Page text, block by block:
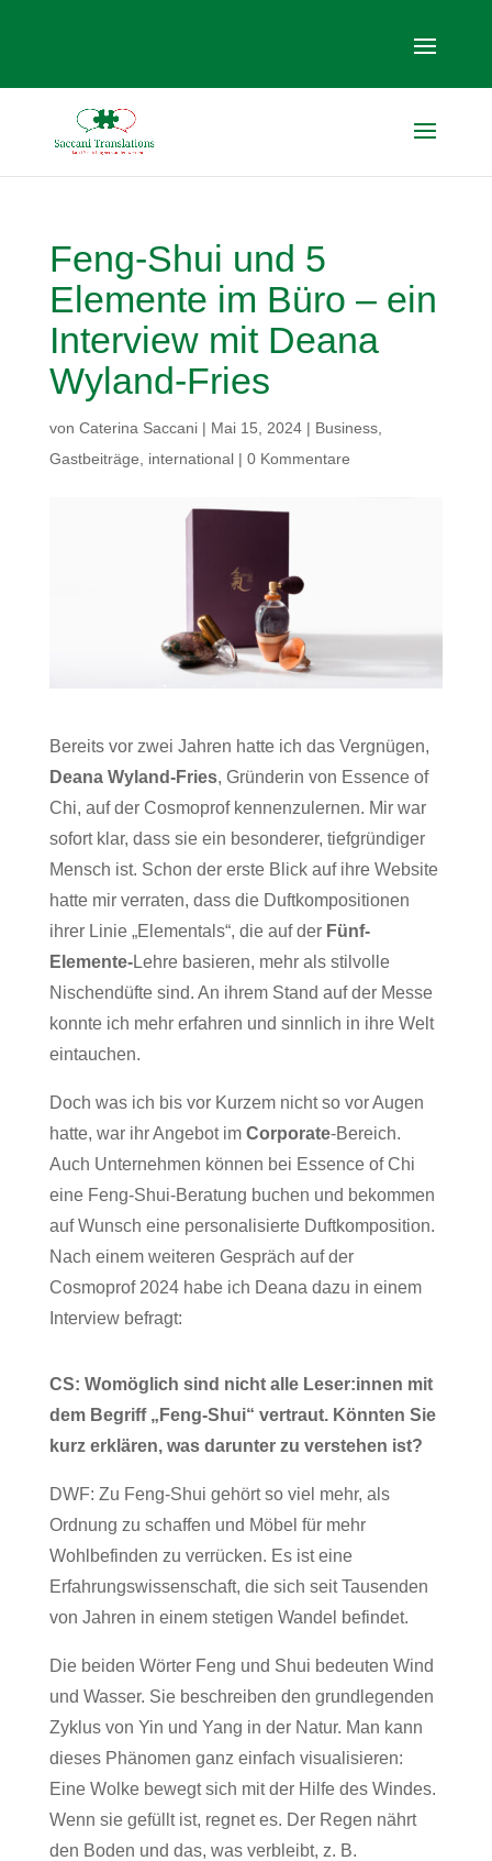
Feng-Shui und 5
Elemente im Büro – ein
Interview mit Deana
Wyland-Fries
von Caterina Saccani| Mai 15, 2024| Business,
Gastbeiträge
international| 0 Kommentare
Bereits vor zwei Jahren hatte ich das Vergnügen,
Deana Wyland-Fries, Gründerin von Essence of
Chi, auf der Cosmoprof kennenzulernen. Mir war
sofort klar, dass sie ein besonderer, tiefgründiger
Mensch ist. Schon der erste Blick auf ihre Website
hatte mir verraten, dass die Duftkompositionen
ihrer Linie „Elementals“, die auf derFünf-
Elemente-Lehre basieren, mehr als stilvolle
Nischendüfte sind. An ihrem Stand auf der Messe
konnte ich mehr erfahren und sinnlich in ihre Welt
eintauchen.
Doch was ich bis vor Kurzem nicht so vor Augen
hatte, war ihr Angebot im Corporate-Bereich.
Auch Unternehmen können bei Essence of Chi
eine Feng-Shui-Beratung buchen und bekommen
auf Wunsch eine personalisierte Duftkomposition.
Nach einem weiteren Gespräch auf der
Cosmoprof 2024 habe ich Deana dazu in einem
Interview befragt:
CS: Womöglich sind nicht alle Leser:innen mit
dem Begriff „Feng-Shui“ vertraut. Könnten Sie
kurz erklären, was darunter zu verstehen ist?
DWF: Zu Feng-Shui gehört so viel mehr, als
Ordnung zu schaffen und Möbel für mehr
Wohlbefinden zu verrücken. Es ist eine
Erfahrungswissenschaft, die sich seit Tausenden
von Jahren in einem stetigen Wandel befindet.
Die beiden Wörter Feng und Shui bedeuten Wind
und Wasser. Sie beschreiben den grundlegenden
Zyklus von Yin und Yang in der Natur. Man kann
dieses Phänomen ganz einfach visualisieren:
Eine Wolke bewegt sich mit der Hilfe des Windes.
Wenn sie gefüllt ist, regnet es. Der Regen nährt
den Boden und das, was verbleibt, z. B.